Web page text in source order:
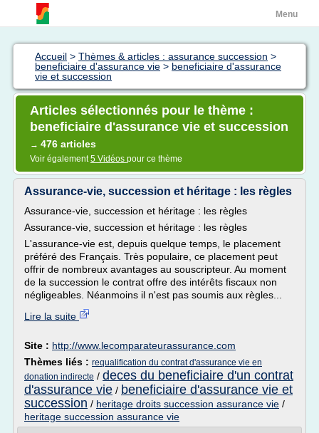
Menu
Accueil > Thèmes & articles : assurance succession >
beneficiaire d'assurance vie > beneficiaire d'assurance
vie et succession
Articles sélectionnés pour le thème :
beneficiaire d'assurance vie et succession
→ 476 articles
Voir également5 Vidéos pour ce thème
Assurance-vie, succession et héritage : les règles
Assurance-vie, succession et héritage : les règles
Assurance-vie, succession et héritage : les règles
L'assurance-vie est, depuis quelque temps, le placement
préféré des Français. Très populaire, ce placement peut
offrir de nombreux avantages au souscripteur. Au moment
de la succession le contrat offre des intérêts fiscaux non
négligeables. Néanmoins il n'est pas soumis aux règles...
Lire la suite
Site : http://www.lecomparateurassurance.com
Thèmes liés : requalification du contrat d'assurance vie en
donation indirecte / deces du beneficiaire d'un contrat
d'assurance vie / beneficiaire d'assurance vie et
succession / heritage droits succession assurance vie /
heritage succession assurance vie